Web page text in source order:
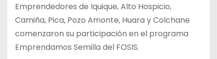
Emprendedores de Iquique, Alto Hospicio,
Camiña, Pica, Pozo Amonte, Huara y Colchane
comenzaron su participación en el programa
Emprendamos Semilla del FOSIS.